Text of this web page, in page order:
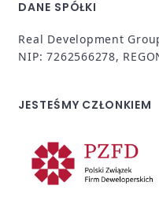
DANE SPÓŁKI
Real Development
NIP: 7262566278,
JESTEŚMY CZŁONKIEM